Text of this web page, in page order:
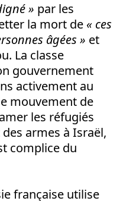
» par les
la mort de « ces
âgées » et
La classe
gouvernement
activement au
mouvement de
les réfugiés
armes à Israël,
complice du
française utilise